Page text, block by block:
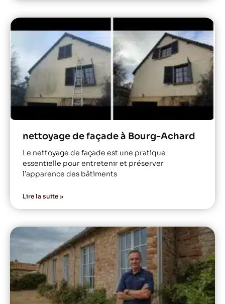
nettoyage de façade à Bourg-Achard
Le nettoyage de façade est une pratique
essentielle pour entretenir et préserver
l’apparence des bâtiments
Lire la suite »